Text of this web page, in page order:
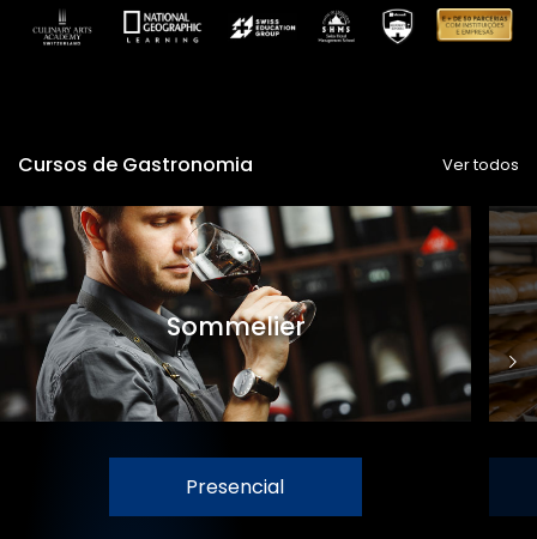
Cursos de Gastronomia Ver todos
Sommelier
Presencial